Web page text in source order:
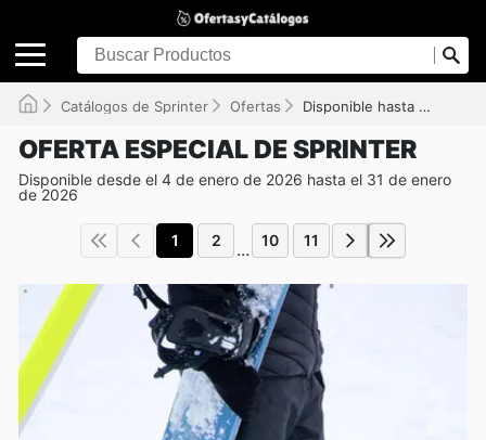
Catálogos de Sprinter Ofertas Disponible hasta el 31/01/2026
OFERTA ESPECIAL DE SPRINTER
Disponible desde el 4 de enero de 2026 hasta el 31 de enero
de 2026
1 2 ... 10 11